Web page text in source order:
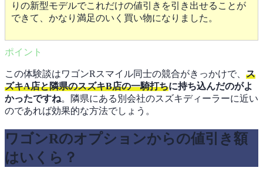
りの新型モデルでこれだけの値引きを引き出せることが
できて、かなり満足のいく買い物になりました。
この体験談はワゴンRスマイル同士の競合がきっかけで、 ス
ズキA店と隣県のスズキB店の一騎打ちに持ち込んだのがよ
かったですね。隣県にある別会社のスズキディーラーに近い
のであれば効果的な方法でしょう。
ワゴンRのオプションからの値引き額
はいくら？